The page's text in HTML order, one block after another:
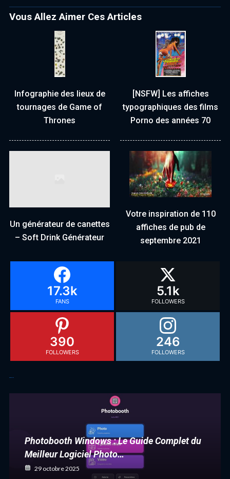
Vous Allez Aimer Ces Articles
Infographie des lieux de
tournages de Game of
Thrones
[NSFW] Les affiches
typographiques des films
Porno des années 70
Un générateur de canettes
– Soft Drink Générateur
Votre inspiration de 110
affiches de pub de
septembre 2021
17.3k
FANS
5.1k
FOLLOWERS
390
FOLLOWERS
246
FOLLOWERS
Photobooth Windows : Le Guide Complet du
Meilleur Logiciel Photo…
29 octobre 2025